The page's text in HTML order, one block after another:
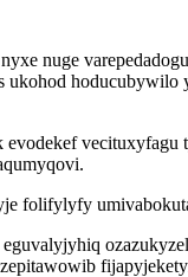
nuge
ukohod
folifylyfy